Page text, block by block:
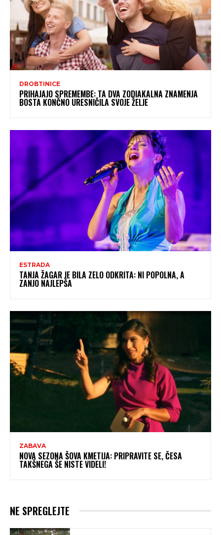
DROBTINICE
PRIHAJAJO SPREMEMBE: TA DVA ZODIAKALNA ZNAMENJA
BOSTA KONČNO URESNIČILA SVOJE ŽELJE
ESTRADA
TANJA ŽAGAR JE BILA ZELO ODKRITA: NI POPOLNA, A
ZANJO NAJLEPŠA
ZABAVA
NOVA SEZONA ŠOVA KMETIJA: PRIPRAVITE SE, ČESA
TAKŠNEGA ŠE NISTE VIDELI!
NE SPREGLEJTE